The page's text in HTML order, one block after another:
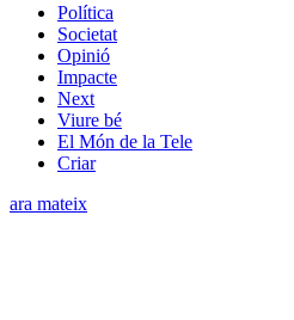
Política
Societat
Opinió
Impacte
Next
Viure bé
El Món de la Tele
Criar
ara mateix